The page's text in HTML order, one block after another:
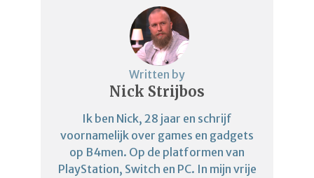
Written by
Nick Strijbos
Ik ben Nick, 28 jaar en schrijf
voornamelijk over games en gadgets
op B4men. Op de platformen van
PlayStation, Switch en PC. In mijn vrije